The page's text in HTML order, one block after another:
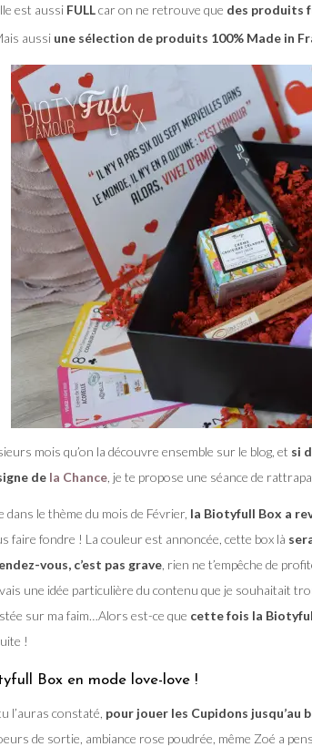
est aussi FULLcar on ne retrouve que des produits
aussi une sélection de produits 100% Made in
mois qu’on la découvre ensemble sur le blog, et si
de la Chance , je te propose une séance de
dans le thème du mois de Février, la Biotyfull Box a
faire fondre ! La couleur est annoncée, cette box là
vous, c’est pas grave , rien ne t’empêche de
une idée particulière du contenu que je souhaitait
sur ma faim…Alors est-ce que cette fois la
!
Box en mode love-love !
l’auras constaté, pour jouer les Cupidons jusqu’au
de sortie, ambiance rose poudrée, même Zoé a